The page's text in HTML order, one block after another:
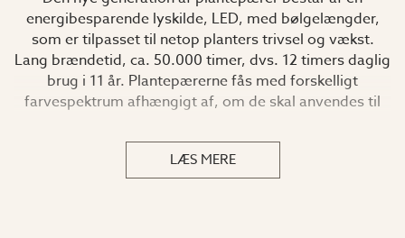
energibesparende lyskilde, LED, med bølgelængder,
som er tilpasset til netop planters trivsel og vækst.
Lang brændetid, ca. 50.000 timer, dvs. 12 timers daglig
brug i 11 år. Plantepærerne fås med forskelligt
farvespektrum afhængigt af, om de skal anvendes til
passer i en E27-sokkel. Hvis pæren placeres i et
armatur, er det vigtigt, at dette er udstyret med
ventilationshuller.
LÆS MERE